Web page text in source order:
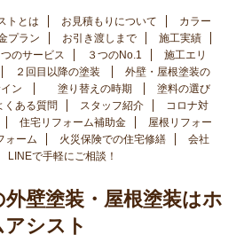
トとは お見積もりについて
カラー
プラン お引き渡しまで
施工実績
のサービス ３つのNo.1
施工エリ
２回目以降の塗装
外壁・屋根塗装の
ン 塗り替えの時期
塗料の選び
くある質問 スタッフ紹介
コロナ対
住宅リフォーム補助金
屋根リフォー
ォーム 火災保険での住宅修繕
会社
LINEで手軽にご相談！
壁塗装・屋根塗装はホ
アシスト